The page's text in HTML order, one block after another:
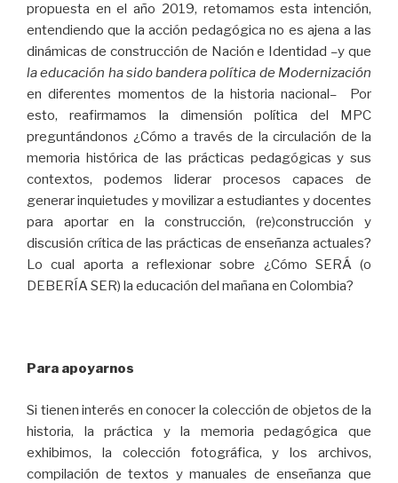
propuesta en el año 2019, retomamos esta intención,
entendiendo que la acción pedagógica no es ajena a las
dinámicas de construcción de Nación e Identidad –y que
la educación ha sido bandera política de Modernización
en diferentes momentos de la historia nacional– Por
esto, reafirmamos la dimensión política del MPC
preguntándonos ¿Cómo a través de la circulación de la
memoria histórica de las prácticas pedagógicas y sus
contextos, podemos liderar procesos capaces de
generar inquietudes y movilizar a estudiantes y docentes
para aportar en la construcción, (re)construcción y
discusión crítica de las prácticas de enseñanza actuales?
Lo cual aporta a reflexionar sobre ¿Cómo SERÁ (o
DEBERÍA SER) la educación del mañana en Colombia?
Para apoyarnos
Si tienen interés en conocer la colección de objetos de la
historia, la práctica y la memoria pedagógica que
exhibimos, la colección fotográfica, y los archivos,
compilación de textos y manuales de enseñanza que